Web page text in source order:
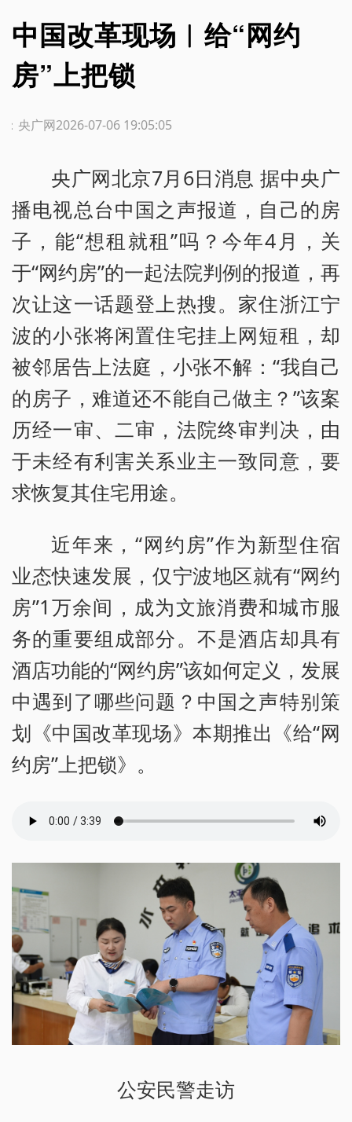
中国改革现场︱给“网约
房”上把锁
2026-07-06 19:05:05
：央广网
央广网北京7月6日消息 据中央广
播电视总台中国之声报道，自己的房
子，能“想租就租”吗？今年4月，关
于“网约房”的一起法院判例的报道，再
次让这一话题登上热搜。家住浙江宁
波的小张将闲置住宅挂上网短租，却
被邻居告上法庭，小张不解：“我自己
的房子，难道还不能自己做主？”该案
历经一审、二审，法院终审判决，由
于未经有利害关系业主一致同意，要
求恢复其住宅用途。
近年来，“网约房”作为新型住宿
业态快速发展，仅宁波地区就有“网约
房”1万余间，成为文旅消费和城市服
务的重要组成部分。不是酒店却具有
酒店功能的“网约房”该如何定义，发展
中遇到了哪些问题？中国之声特别策
划《中国改革现场》本期推出《给“网
约房”上把锁》。
公安民警走访